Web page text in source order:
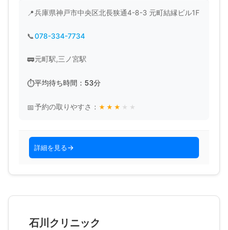
兵庫県神戸市中央区北長狭通4-8-3 元町結縁ビル1F
078-334-7734
元町駅,三ノ宮駅
平均待ち時間：53分
予約の取りやすさ： ★ ★ ★ ★ ★
詳細を見る
石川クリニック